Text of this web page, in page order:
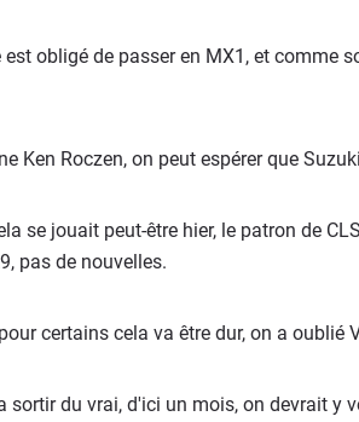
obligé de passer en MX1, et comme
Ken Roczen, on peut espérer que
se jouait peut-être hier, le patron de
pas de nouvelles.
certains cela va être dur, on a
sortir du vrai, d'ici un mois, on devrait y